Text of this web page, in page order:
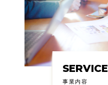
SERVICE
事業内容